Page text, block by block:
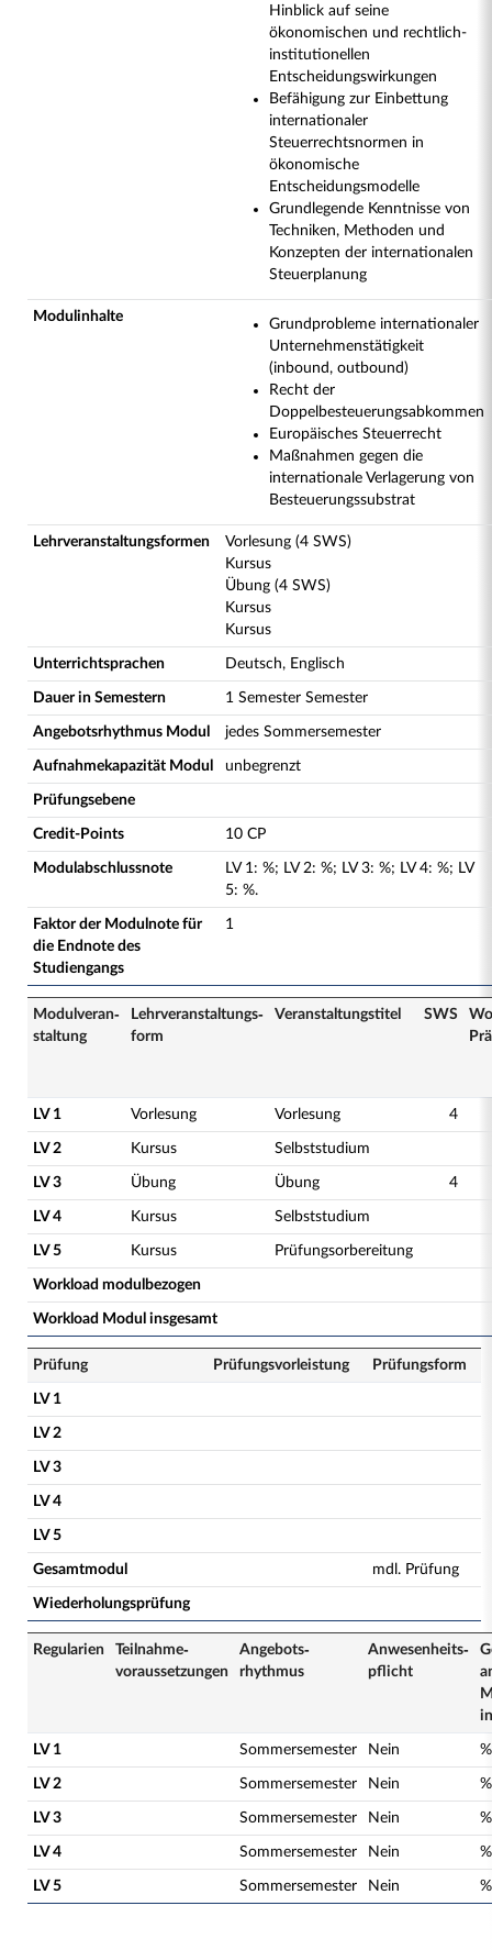
Hinblick auf seine
ökonomischen und rechtlich-
institutionellen
Entscheidungswirkungen
Befähigung zur Einbettung
internationaler
Steuerrechtsnormen in
ökonomische
Entscheidungsmodelle
Grundlegende Kenntnisse von
Techniken, Methoden und
Konzepten der internationalen
Steuerplanung
Modulinhalte
Grundprobleme internationaler
Unternehmenstätigkeit
(inbound, outbound)
Recht der
Doppelbesteuerungsabkommen
Europäisches Steuerrecht
Maßnahmen gegen die
internationale Verlagerung von
Besteuerungssubstrat
Lehrveranstaltungsformen
Vorlesung (4 SWS)
Kursus
Übung (4 SWS)
Kursus
Kursus
Unterrichtsprachen Deutsch, Englisch
Dauer in Semestern 1 Semester Semester
Angebotsrhythmus Modul jedes Sommersemester
Aufnahmekapazität Modul unbegrenzt
Prüfungsebene
Credit-Points 10 CP
Modulabschlussnote LV 1: %; LV 2: %; LV 3: %; LV 4: %; LV
5: %.
Faktor der Modulnote für
die Endnote des
Studiengangs
1
Modulveran­
staltung
Lehrveranstaltungs­
form
Veranstaltungs­titel SWS
LV 1 Vorlesung Vorlesung 4
LV 2 Kursus Selbststudium
LV 3 Übung Übung 4
LV 4 Kursus Selbststudium
LV 5 Kursus Prüfungsorbereitung
Workload modulbezogen
Workload Modul insgesamt
Prüfung Prüfungsvorleistung Prüfungsform
LV 1
LV 2
LV 3
LV 4
LV 5
Gesamtmodul mdl. Prüfung
Wiederholungsprüfung
Regularien
Teilnahme­
voraussetzungen
Angebots­
rhythmus
Anwesenheits­
pflicht
LV 1 Sommersemester Nein %
LV 2 Sommersemester Nein %
LV 3 Sommersemester Nein %
LV 4 Sommersemester Nein %
LV 5 Sommersemester Nein %